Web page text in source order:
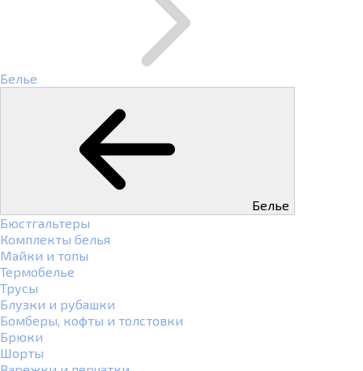
Белье
Белье
Бюстгальтеры
Комплекты белья
Майки и топы
Термобелье
Трусы
Блузки и рубашки
Бомберы, кофты и толстовки
Брюки
Шорты